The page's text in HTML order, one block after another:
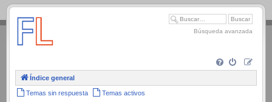
.
Búsqueda avanzada
Índice general
Temas sin respuesta Temas activos